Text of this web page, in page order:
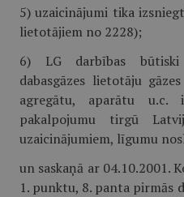
5) uzaicinājumi tika
lietotājiem no 2228);
6) LG darbības būtiski
dabasgāzes lietotāju
agregātu, aparātu u.c.
pakalpojumu tirgū
uzaicinājumiem, līgumu
un saskaņā ar 04.10.2001.
1. punktu, 8. panta pirmās